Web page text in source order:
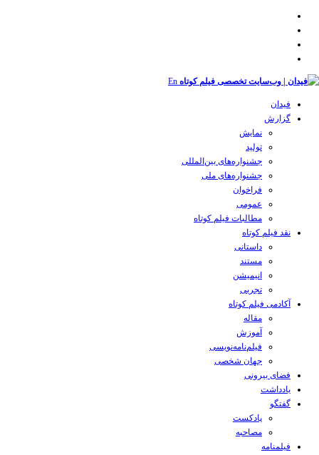
En
فیدان
گزارش
نمایش
تولید
‌‌جشنواره‌های بین‌المللی
جشنواره‌های ملی
فراخوان
عمومی
مطالبات فیلم کوتاه
نقد فیلم کوتاه
داستانی
مستند
انیمیشن
تجربی
آکادمی فیلم کوتاه
مقاله
آموزش
فیلم‌نامه‌نویسی
جهان شخصی
فضای بیرونی
یادداشت
گفتگو
پادکست
مصاحبه
فیلمنامه